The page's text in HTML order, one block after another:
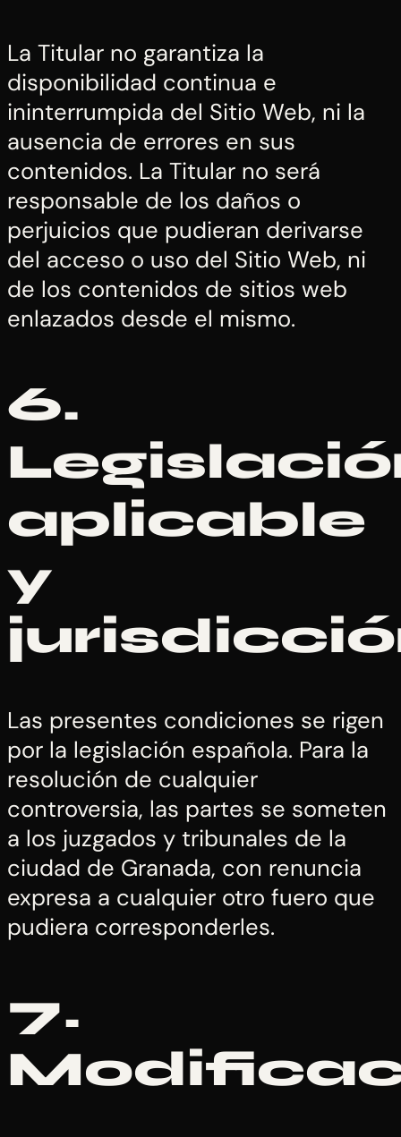
La Titular no garantiza la
disponibilidad continua e
ininterrumpida del Sitio Web, ni la
ausencia de errores en sus
contenidos. La Titular no será
responsable de los daños o
perjuicios que pudieran derivarse
del acceso o uso del Sitio Web, ni
de los contenidos de sitios web
enlazados desde el mismo.
6.
aplicable
y
Las presentes condiciones se rigen
por la legislación española. Para la
resolución de cualquier
controversia, las partes se someten
a los juzgados y tribunales de la
ciudad de Granada, con renuncia
expresa a cualquier otro fuero que
pudiera corresponderles.
7.